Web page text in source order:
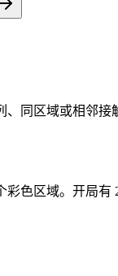
同区域或相邻接
彩色区域。开局